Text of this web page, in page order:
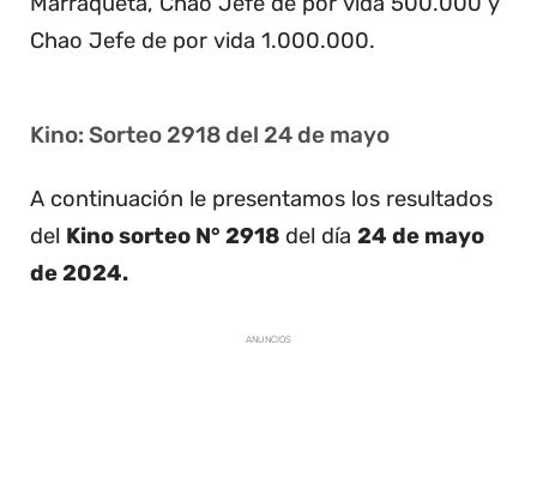
Chao Jefe de por vida 1.000.000.
Kino: Sorteo 2918 del 24 de mayo
A continuación le presentamos los resultados
del Kino sorteo N° 2918 del día 24 de mayo
de 2024.
ANUNCIOS